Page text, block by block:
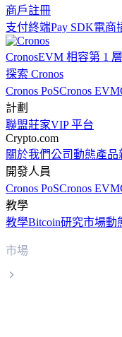
商戶註冊
支付終端Pay SDK電商
CronosEVM 相容第 1 層
探索 Cronos
Cronos PoSCronos EVM
計劃
聯盟莊家VIP 平台
Crypto.com
關於我們公司動態產品
開發人員
Cronos PoSCronos EVM
教學
教學Bitcoin研究市場動
市場